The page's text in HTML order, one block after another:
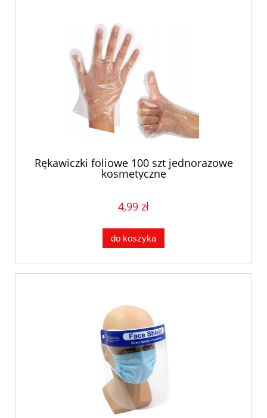
Rękawiczki foliowe 100 szt jednorazowe
kosmetyczne
4,99 zł
do koszyka